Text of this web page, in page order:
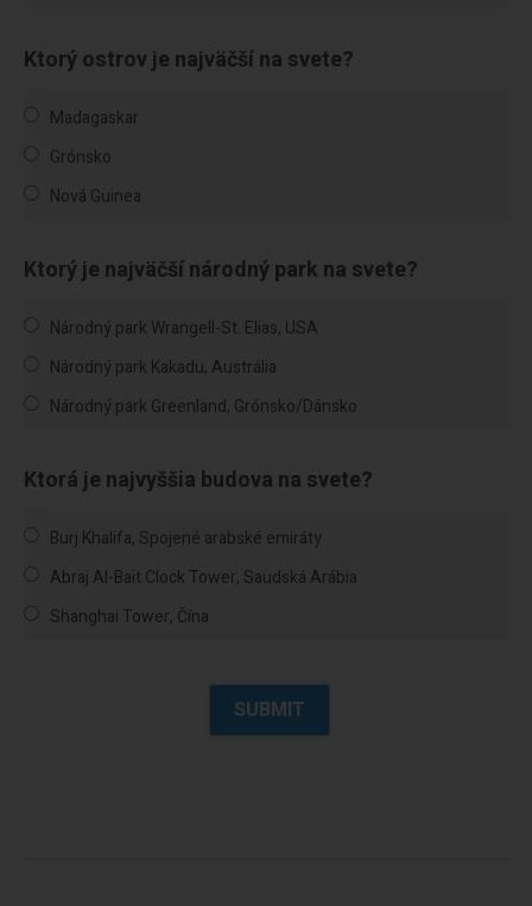
Ktorý ostrov je najväčší na svete?
Madagaskar
Grónsko
Nová Guinea
Ktorý je najväčší národný park na svete?
Národný park Wrangell-St. Elias, USA
Národný park Kakadu, Austrália
Národný park Greenland, Grónsko/Dánsko
Ktorá je najvyššia budova na svete?
Burj Khalifa, Spojené arabské emiráty
Abraj Al-Bait Clock Tower, Saudská Arábia
Shanghai Tower, Čína